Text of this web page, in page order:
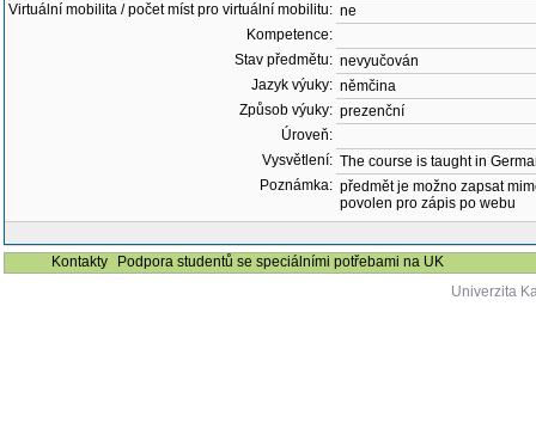
Virtuální mobilita / počet míst pro virtuální mobilitu: ne
Kompetence:
Stav předmětu: nevyučován
Jazyk výuky: němčina
Způsob výuky: prezenční
Úroveň:
Vysvětlení: The course is taught in
Poznámka: předmět je možno zapsat
povolen pro zápis po webu
Kontakty
Podpora studentů se speciálními potřebami na UK
Univerzita